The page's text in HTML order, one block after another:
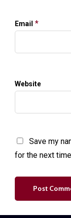
Email *
Website
Save my
for the next